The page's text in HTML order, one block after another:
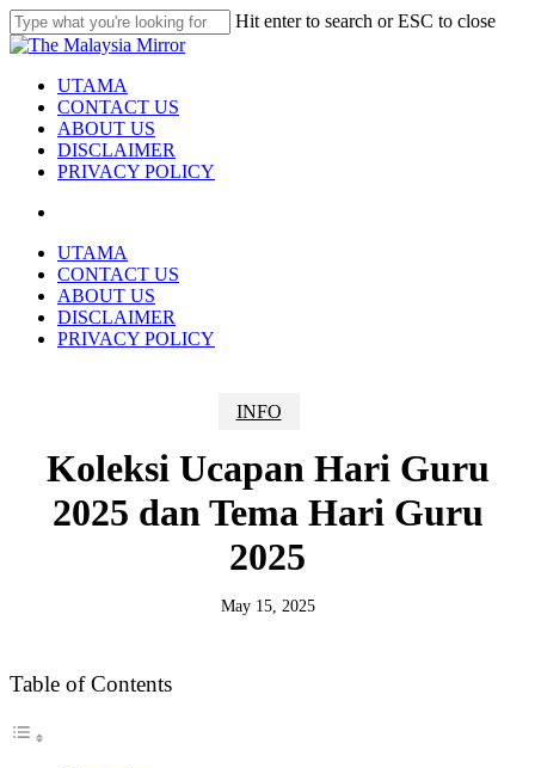
Skip
to
content
Hit enter to search or ESC to close
Close
search
Menu
UTAMA
CONTACT US
ABOUT US
DISCLAIMER
PRIVACY POLICY
UTAMA
CONTACT US
ABOUT US
DISCLAIMER
PRIVACY POLICY
INFO
Koleksi Ucapan Hari Guru
2025 dan Tema Hari Guru
2025
May 15, 2025
Table of Contents